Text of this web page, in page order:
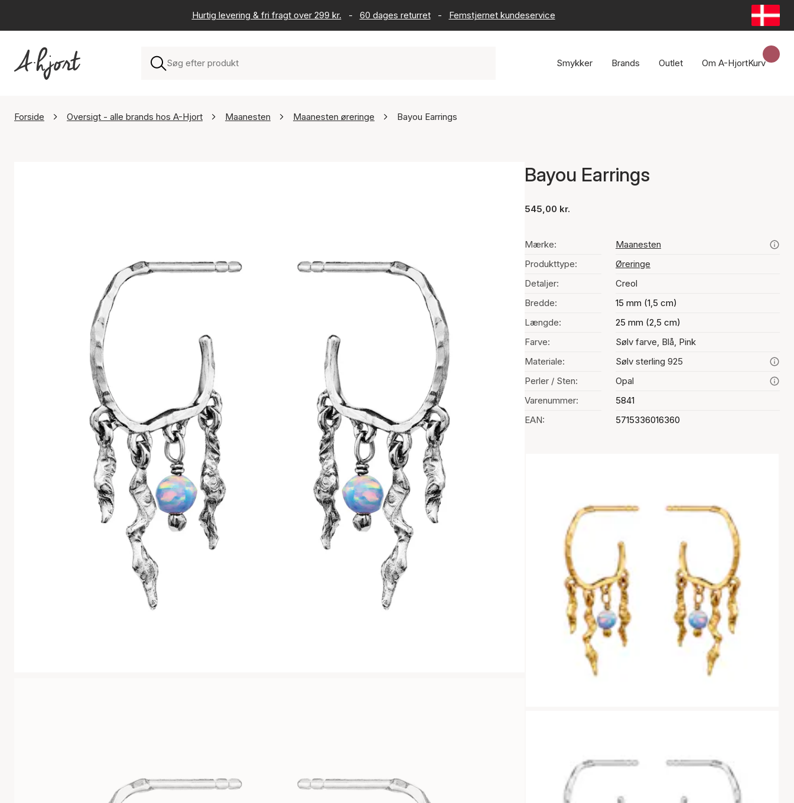
Hurtig levering & fri fragt over 299 kr. - 60 dages returret - Femstjernet kundeservice
Smykker Brands Outlet Om A-HjortKurv
Forside Oversigt - alle brands hos A-Hjort Maanesten Maanesten øreringe Bayou Earrings
Bayou Earrings
545,00 kr.
Mærke:
Maanesten
Produkttype:
Øreringe
Detaljer:
Creol
Bredde:
15 mm (1,5 cm)
Længde:
25 mm (2,5 cm)
Farve:
Sølv farve, Blå, Pink
Materiale:
Sølv sterling 925
Perler / Sten:
Opal
Varenummer:
5841
EAN:
5715336016360